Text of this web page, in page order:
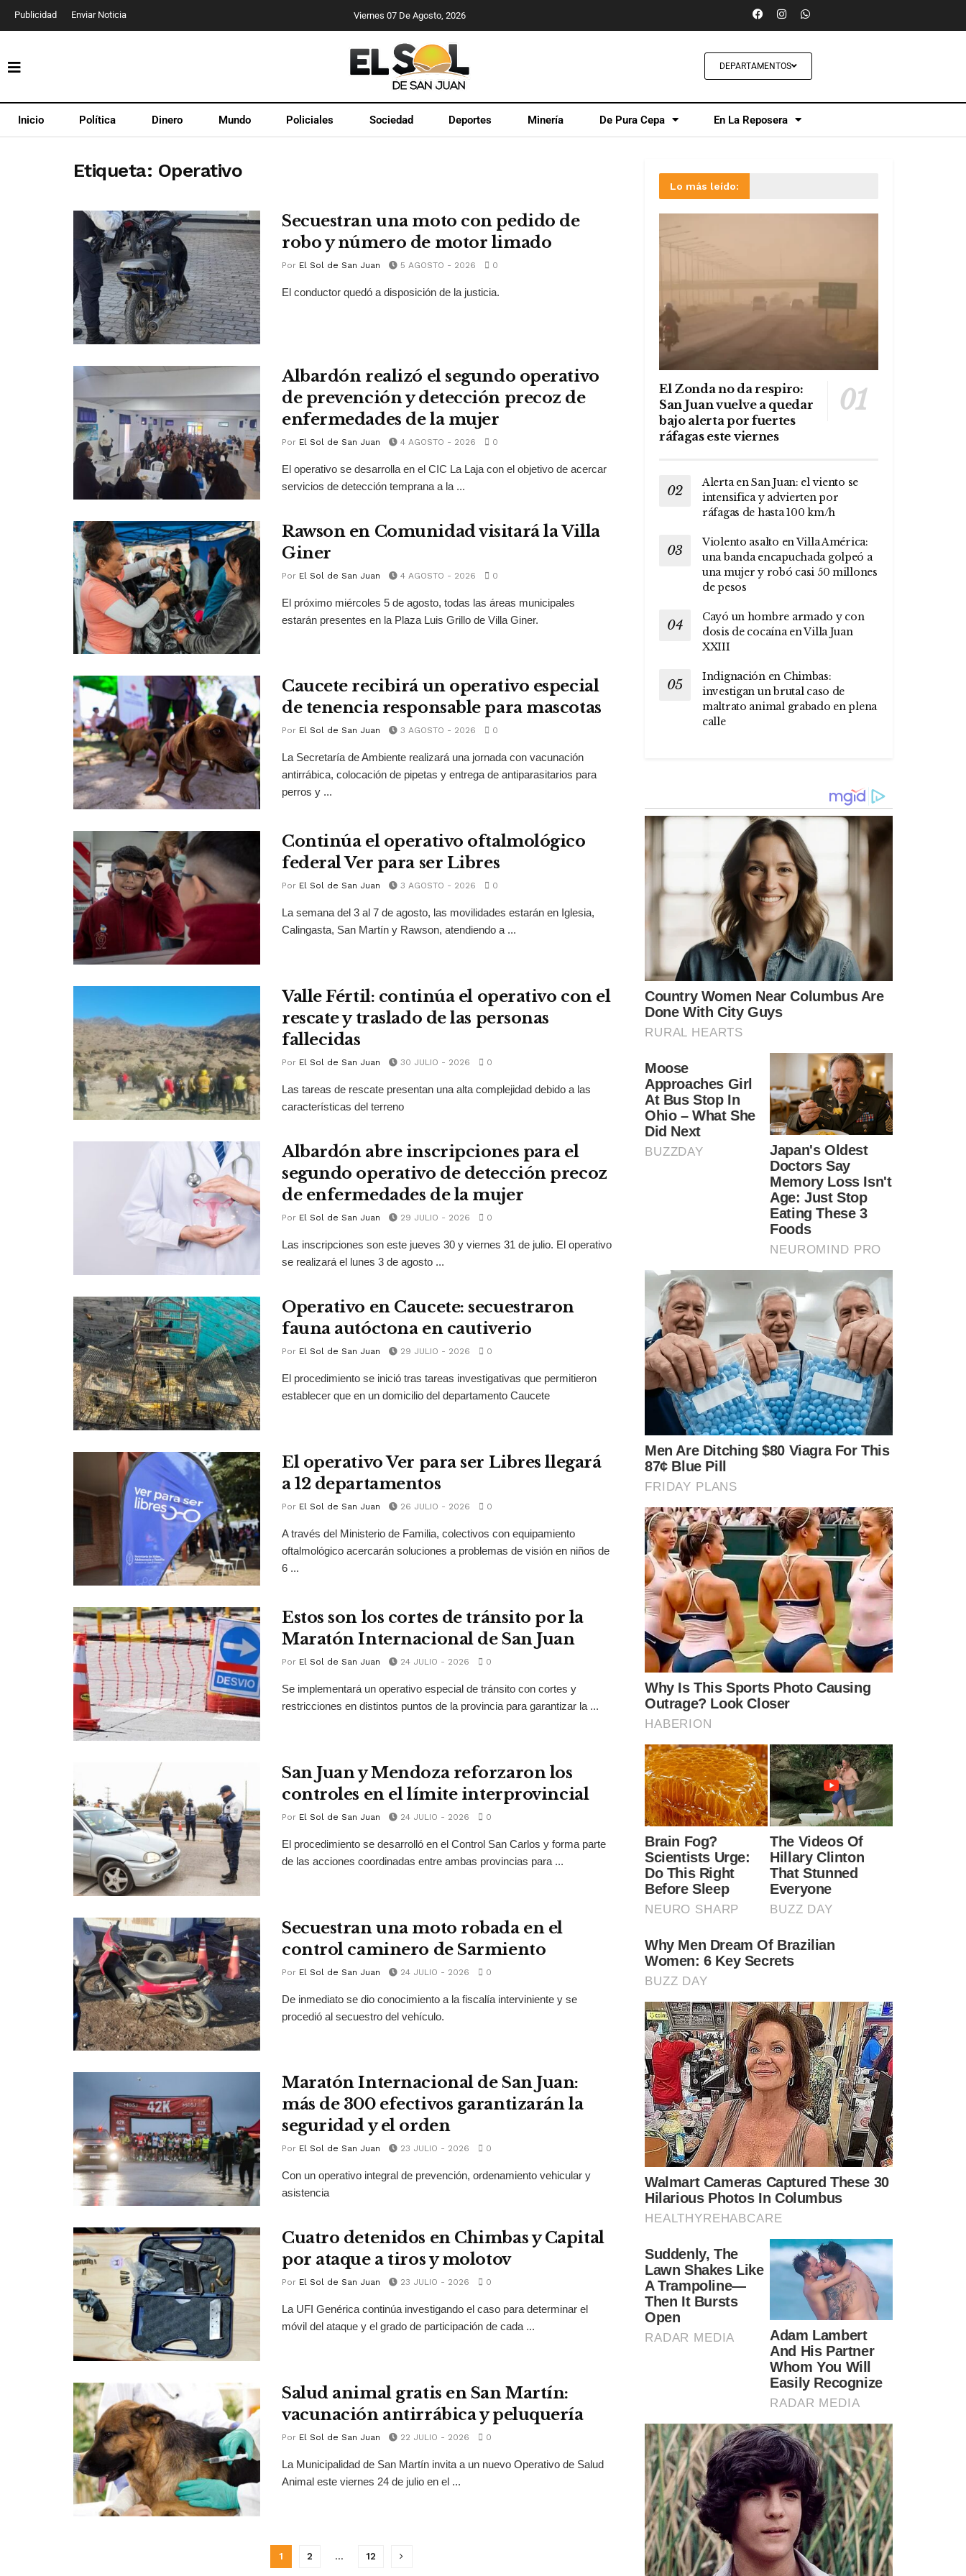
Publicidad Enviar Noticia Viernes 07 De Agosto, 2026
DEPARTAMENTOS
Inicio Política Dinero Mundo Policiales Sociedad Deportes Minería De Pura Cepa En La Reposera
Etiqueta: Operativo
Secuestran una moto con pedido de
robo y número de motor limado
Por El Sol de San Juan 5 AGOSTO - 2026 0
El conductor quedó a disposición de la justicia.
Albardón realizó el segundo operativo
de prevención y detección precoz de
enfermedades de la mujer
Por El Sol de San Juan 4 AGOSTO - 2026 0
El operativo se desarrolla en el CIC La Laja con el objetivo de acercar
servicios de detección temprana a la ...
Rawson en Comunidad visitará la Villa
Giner
Por El Sol de San Juan 4 AGOSTO - 2026 0
El próximo miércoles 5 de agosto, todas las áreas municipales
estarán presentes en la Plaza Luis Grillo de Villa Giner.
Caucete recibirá un operativo especial
de tenencia responsable para mascotas
Por El Sol de San Juan 3 AGOSTO - 2026 0
La Secretaría de Ambiente realizará una jornada con vacunación
antirrábica, colocación de pipetas y entrega de antiparasitarios para
perros y ...
Continúa el operativo oftalmológico
federal Ver para ser Libres
Por El Sol de San Juan 3 AGOSTO - 2026 0
La semana del 3 al 7 de agosto, las movilidades estarán en Iglesia,
Calingasta, San Martín y Rawson, atendiendo a ...
Valle Fértil: continúa el operativo con el
rescate y traslado de las personas
fallecidas
Por El Sol de San Juan 30 JULIO - 2026 0
Las tareas de rescate presentan una alta complejidad debido a las
características del terreno
Albardón abre inscripciones para el
segundo operativo de detección precoz
de enfermedades de la mujer
Por El Sol de San Juan 29 JULIO - 2026 0
Las inscripciones son este jueves 30 y viernes 31 de julio. El operativo
se realizará el lunes 3 de agosto ...
Operativo en Caucete: secuestraron
fauna autóctona en cautiverio
Por El Sol de San Juan 29 JULIO - 2026 0
El procedimiento se inició tras tareas investigativas que permitieron
establecer que en un domicilio del departamento Caucete
El operativo Ver para ser Libres llegará
a 12 departamentos
Por El Sol de San Juan 26 JULIO - 2026 0
A través del Ministerio de Familia, colectivos con equipamiento
oftalmológico acercarán soluciones a problemas de visión en niños de
6 ...
Estos son los cortes de tránsito por la
Maratón Internacional de San Juan
Por El Sol de San Juan 24 JULIO - 2026 0
Se implementará un operativo especial de tránsito con cortes y
restricciones en distintos puntos de la provincia para garantizar la ...
San Juan y Mendoza reforzaron los
controles en el límite interprovincial
Por El Sol de San Juan 24 JULIO - 2026 0
El procedimiento se desarrolló en el Control San Carlos y forma parte
de las acciones coordinadas entre ambas provincias para ...
Secuestran una moto robada en el
control caminero de Sarmiento
Por El Sol de San Juan 24 JULIO - 2026 0
De inmediato se dio conocimiento a la fiscalía interviniente y se
procedió al secuestro del vehículo.
Maratón Internacional de San Juan:
más de 300 efectivos garantizarán la
seguridad y el orden
Por El Sol de San Juan 23 JULIO - 2026 0
Con un operativo integral de prevención, ordenamiento vehicular y
asistencia
Cuatro detenidos en Chimbas y Capital
por ataque a tiros y molotov
Por El Sol de San Juan 23 JULIO - 2026 0
La UFI Genérica continúa investigando el caso para determinar el
móvil del ataque y el grado de participación de cada ...
Salud animal gratis en San Martín:
vacunación antirrábica y peluquería
Por El Sol de San Juan 22 JULIO - 2026 0
La Municipalidad de San Martín invita a un nuevo Operativo de Salud
Animal este viernes 24 de julio en el ...
1 2 … 12
Lo más leído:
El Zonda no da respiro:
San Juan vuelve a quedar
bajo alerta por fuertes
ráfagas este viernes
Alerta en San Juan: el viento se
intensifica y advierten por
ráfagas de hasta 100 km/h
Violento asalto en Villa América:
una banda encapuchada golpeó a
una mujer y robó casi 50 millones
de pesos
Cayó un hombre armado y con
dosis de cocaína en Villa Juan
XXIII
Indignación en Chimbas:
investigan un brutal caso de
maltrato animal grabado en plena
calle